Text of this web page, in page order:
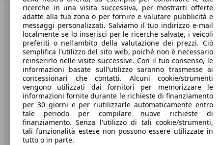
Benvenuti su AutoScout24, il mercato auto europeo.
Società
A proposito di AutoScout24
Stampa
Media
Condizioni generali
Informazioni
ricerche in una visita successiva, per mostrarti offerte
adatte alla tua zona o per fornire e valutare pubblicità e
messaggi personalizzati. Salviamo il tuo indirizzo e-mail
localmente se lo inserisci per le ricerche salvate, i veicoli
preferiti o nell'ambito della valutazione dei prezzi. Ciò
semplifica l'utilizzo del sito web, poiché non è necessario
reinserirlo nelle visite successive. Con il tuo consenso, le
informazioni basate sull'utilizzo saranno trasmesse ai
concessionari che contatti. Alcuni cookie/strumenti
vengono utilizzati dai fornitori per memorizzare le
informazioni fornite durante le richieste di finanziamento
per 30 giorni e per riutilizzarle automaticamente entro
tale periodo per compilare nuove richieste di
finanziamento. Senza l'utilizzo di tali cookie/strumenti,
tali funzionalità estese non possono essere utilizzate in
tutto o in parte.